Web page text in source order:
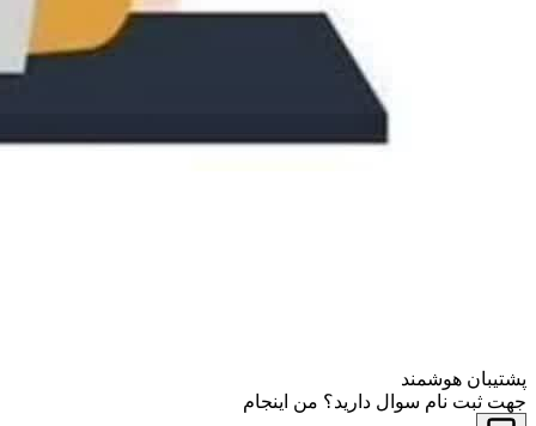
پشتیبان هوشمند
جهت ثبت نام سوال دارید؟ من اینجام